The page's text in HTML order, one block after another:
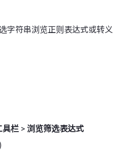
字符串浏览正则表达式或转义
具栏 > 浏览筛选表达式